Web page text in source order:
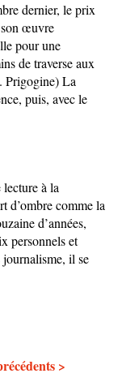
dernier, le prix
son œuvre
pour une
de traverse aux
Prigogine) La
puis, avec le
à la
d’ombre comme la
d’années,
personnels et
il se
>